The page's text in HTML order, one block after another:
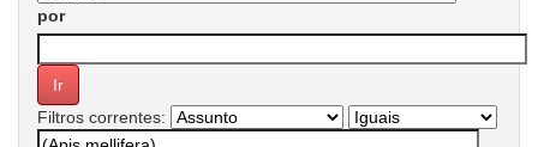
por
Filtros correntes: